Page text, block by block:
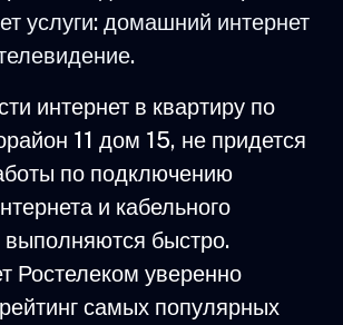
услуги: домашний интернет
интернет в квартиру по
11 дом 15, не придется
по подключению
и кабельного
выполняются быстро.
Ростелеком уверенно
самых популярных